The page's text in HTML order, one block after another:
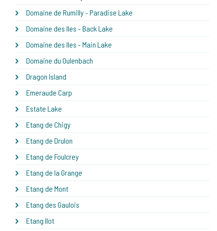
Domaine de Rumilly - Paradise Lake
Domaine des Iles - Back Lake
Domaine des Iles - Main Lake
Domaine du Oulenbach
Dragon Island
Emeraude Carp
Estate Lake
Etang de Chigy
Etang de Drulon
Etang de Foulcrey
Etang de la Grange
Etang de Mont
Etang des Gaulois
Etang Ilot